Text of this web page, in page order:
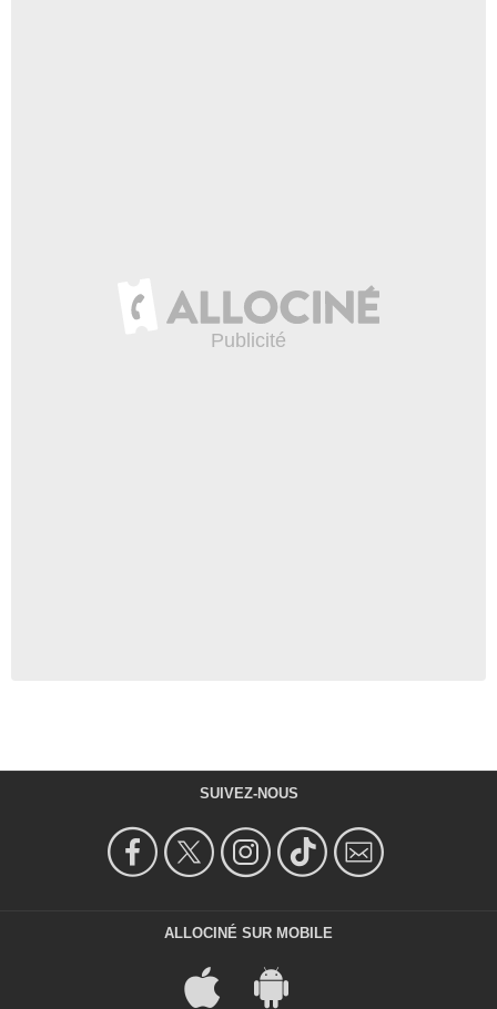
SUIVEZ-NOUS
ALLOCINÉ SUR MOBILE